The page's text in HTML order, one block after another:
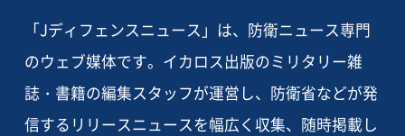
「Jディフェンスニュース」は、防衛ニュース専門
のウェブ媒体です。イカロス出版のミリタリー雑
誌・書籍の編集スタッフが運営し、防衛省などが発
信するリリースニュースを幅広く収集、随時掲載し